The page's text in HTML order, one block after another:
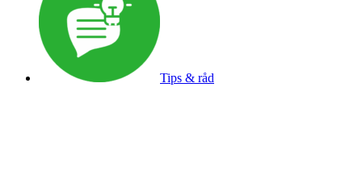
Tips & råd